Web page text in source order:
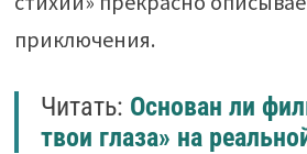
приключения.
Читать: Основан ли
твои глаза» на